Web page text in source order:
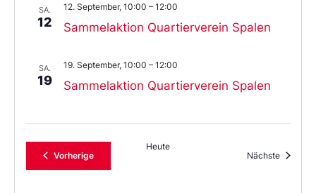
SA.
12 Sammelaktion Quartierverein Spalen
12. September, 10:00 – 12:00
SA.
19 Sammelaktion Quartierverein Spalen
19. September, 10:00 – 12:00
VorherigeVeranstaltungen
Heute
Nächste